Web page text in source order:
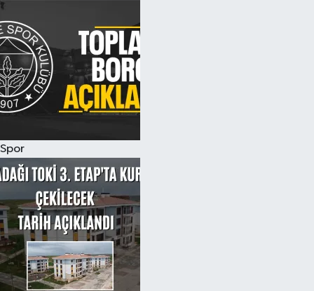
Spor